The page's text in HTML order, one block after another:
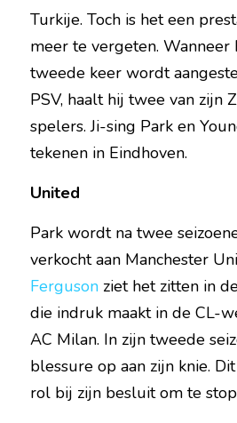
Turkije. Toch is het een
meer te vergeten. Wanneer
tweede keer wordt
PSV, haalt hij twee van zijn
spelers. Ji-sing Park en
tekenen in Eindhoven.
United
Park wordt na twee
verkocht aan Manchester
Ferguson ziet het zitten in
die indruk maakt in de CL-
AC Milan. In zijn tweede
blessure op aan zijn knie.
rol bij zijn besluit om te